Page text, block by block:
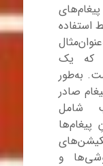
استفاده
که یک
به‌طور
صادر
شامل
پیغام‌ها
های
و